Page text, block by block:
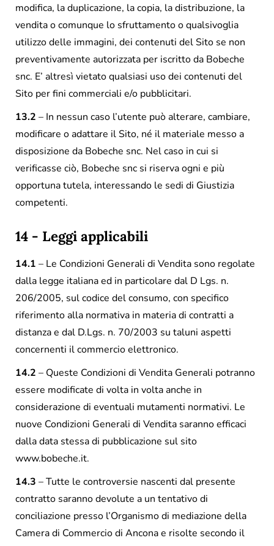
modifica, la duplicazione, la copia, la distribuzione, la
vendita o comunque lo sfruttamento o qualsivoglia
utilizzo delle immagini, dei contenuti del Sito se non
preventivamente autorizzata per iscritto da Bobeche
snc. E’ altresì vietato qualsiasi uso dei contenuti del
Sito per fini commerciali e/o pubblicitari.
13.2 – In nessun caso l’utente può alterare, cambiare,
modificare o adattare il Sito, né il materiale messo a
disposizione da Bobeche snc. Nel caso in cui si
verificasse ciò, Bobeche snc si riserva ogni e più
opportuna tutela, interessando le sedi di Giustizia
competenti.
14 - Leggi applicabili
14.1 – Le Condizioni Generali di Vendita sono regolate
dalla legge italiana ed in particolare dal D Lgs. n.
206/2005, sul codice del consumo, con specifico
riferimento alla normativa in materia di contratti a
distanza e dal D.Lgs. n. 70/2003 su taluni aspetti
concernenti il commercio elettronico.
14.2 – Queste Condizioni di Vendita Generali potranno
essere modificate di volta in volta anche in
considerazione di eventuali mutamenti normativi. Le
nuove Condizioni Generali di Vendita saranno efficaci
dalla data stessa di pubblicazione sul sito
www.bobeche.it.
14.3 – Tutte le controversie nascenti dal presente
contratto saranno devolute a un tentativo di
conciliazione presso l’Organismo di mediazione della
Camera di Commercio di Ancona e risolte secondo il